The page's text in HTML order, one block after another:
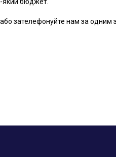
зателефонуйте нам за одним